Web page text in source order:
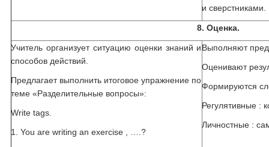
и сверстниками.
8. Оценка.
Учитель организует ситуацию оценки знаний и
способов действий.
Предлагает выполнить итоговое упражнение по
теме «Разделительные вопросы»:
Write tags.
1. You are writing an exercise , ….?
Выполняют
Оценивают
Формируются
Регулятивные :
Личностные :